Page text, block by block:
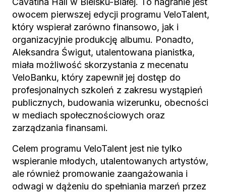
owocem pierwszej edycji programu VeloTalent,
który wspierał zarówno finansowo, jak i
organizacyjnie produkcję albumu. Ponadto,
Aleksandra Świgut, utalentowana pianistka,
miała możliwość skorzystania z mecenatu
VeloBanku, który zapewnił jej dostęp do
profesjonalnych szkoleń z zakresu wystąpień
publicznych, budowania wizerunku, obecności
w mediach społecznościowych oraz
zarządzania finansami.
Celem programu VeloTalent jest nie tylko
wspieranie młodych, utalentowanych artystów,
ale również promowanie zaangażowania i
odwagi w dążeniu do spełniania marzeń przez